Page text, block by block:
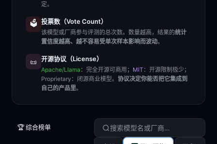
定。
🗳️ 投票数（Vote Count）
该模型或厂商参与评测的总次数。数量越高，结果的统计
置信度越高、越不容易受单次样本影响而波动。
📜 开源协议（License）
Apache/Llama ：完全开源可商用； MIT ：开源限制极少；
Proprietary ：闭源商业模型。 协议决定你能否把它集成到
自己的产品里。
🏆 综合榜单